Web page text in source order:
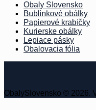
Obaly Slovensko
Bublinkové obálky
Papierové krabičky
Kurierske obálky
Lepiace pásky
Obalovacia fólia
ObalySlovensko © 2026.